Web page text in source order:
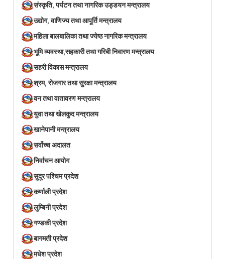
संस्कृति, पर्यटन तथा नागरिक उड्डयन मन्त्रालय
उद्योग, वाणिज्य तथा आपूर्ति मन्त्रालय
महिला बालबालिका तथा ज्येष्ठ नागरिक मन्त्रालय
भूमि व्यवस्था,सहकारी तथा गरिबी निवारण मन्त्रालय
सहरी विकास मन्त्रालय
श्रम, रोजगार तथा सुरक्षा मन्त्रालय
वन तथा वातावरण मन्त्रालय
युवा तथा खेलकुद मन्त्रालय
खानेपानी मन्त्रालय
सर्वोच्च अदालत
निर्वाचन आयोग
सुदूर पश्चिम प्रदेश
कर्णाली प्रदेश
लुम्बिनी प्रदेश
गण्डकी प्रदेश
बागमती प्रदेश
मधेश प्रदेश